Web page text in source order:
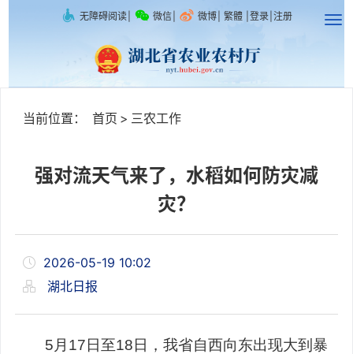
无障碍阅读 微信 微博 繁體 登录 注册
当前位置： 首页 > 三农工作
强对流天气来了，水稻如何防灾减
灾？
2026-05-19 10:02
湖北日报
5月17日至18日，我省自西向东出现大到暴